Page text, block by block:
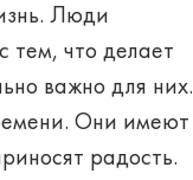
Люди
тем, что делает
важно для них.
Они имеют
радость.